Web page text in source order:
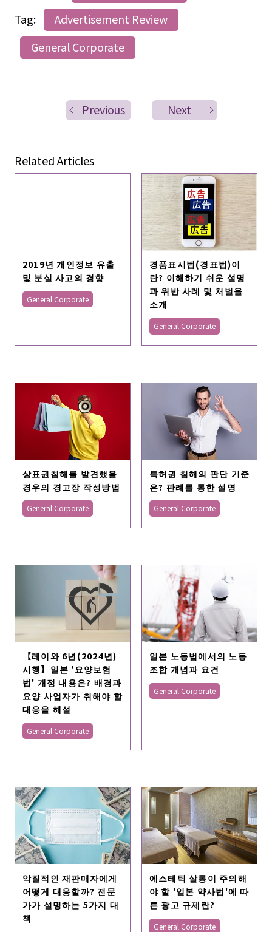
Tag:
Advertisement Review
General Corporate
Previous Next
Related Articles
2019년 개인정보 유출
및 분실 사고의 경향
General Corporate
경품표시법(경표법)이
란? 이해하기 쉬운 설명
과 위반 사례 및 처벌을
소개
General Corporate
상표권침해를 발견했을
경우의 경고장 작성방법
General Corporate
특허권 침해의 판단 기준
은? 판례를 통한 설명
General Corporate
【레이와 6년(2024년)
시행】일본 '요양보험
법' 개정 내용은? 배경과
요양 사업자가 취해야 할
대응을 해설
General Corporate
일본 노동법에서의 노동
조합 개념과 요건
General Corporate
악질적인 재판매자에게
어떻게 대응할까? 전문
가가 설명하는 5가지 대
책
에스테틱 살롱이 주의해
야 할 '일본 약사법'에 따
른 광고 규제란?
General Corporate